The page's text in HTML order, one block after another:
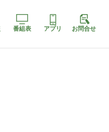
番組表 アプリ お問合せ